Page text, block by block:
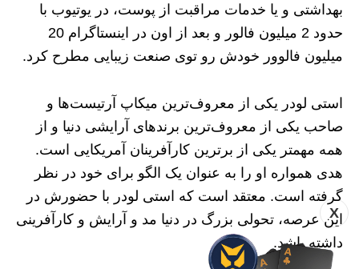
X
بهداشتی و یا خدمات مراقبت از پوست، در یوتیوب با
حدود 2 میلیون فالور و بعد از اون در اینستاگرام 20
میلیون فالوور خودش رو توی صنعت زیبایی مطرح کرد.
استی لودر یکی از معروف‌ترین میکاپ آرتیست‌ها و
صاحب یکی از معروف‌ترین برندهای آرایشی دنیا و از
همه مهم‎تر یکی از برترین کارآفرینان آمریکایی است.
هدی همواره او را به عنوان یک الگو برای خود در نظر
گرفته است. معتقد است که استی لودر با حضورش در
این عرصه، تحولی بزرگ در دنیا مد و آرایش و کارآفرینی
داشته باشد.